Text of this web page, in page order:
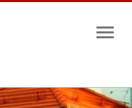
Toggle